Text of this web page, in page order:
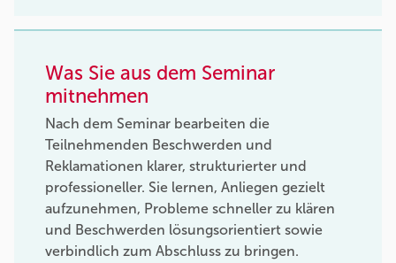
Was Sie aus dem Seminar
mitnehmen
Nach dem Seminar bearbeiten die
Teilnehmenden Beschwerden und
Reklamationen klarer, strukturierter und
professioneller. Sie lernen, Anliegen gezielt
aufzunehmen, Probleme schneller zu klären
und Beschwerden lösungsorientiert sowie
verbindlich zum Abschluss zu bringen.